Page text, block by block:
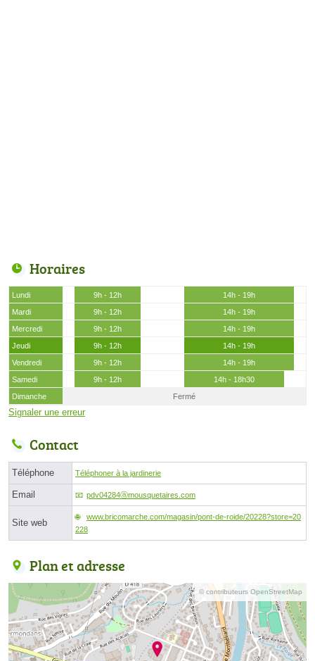
Horaires
Lundi 9h - 12h
14h - 19h
Mardi
9h - 12h
14h - 19h
Mercredi
9h - 12h
14h - 19h
Jeudi
9h - 12h
14h - 19h
Vendredi
9h - 12h
14h - 19h
Samedi
9h - 12h
14h - 18h30
Dimanche
Fermé
Signaler une erreur
Contact
Téléphone Téléphoner à la jardinerie
Email pdv04284ⓐmousquetaires.com
Site web
www.bricomarche.com/magasin/pont-de-roide/20228?store=20
228
Plan et adresse
© contributeurs OpenStreetMap